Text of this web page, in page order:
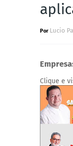
Lucio
Clique e